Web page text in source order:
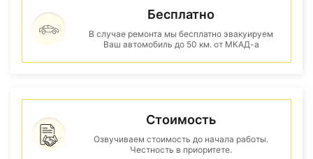
Бесплатно
В случае ремонта мы бесплатно эвакуируем
Ваш автомобиль до 50 км. от МКАД-а
Стоимость
Озвучиваем стоимость до начала работы.
Честность в приоритете.